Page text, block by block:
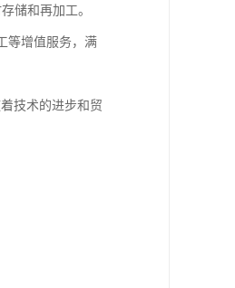
储和再加工。
等增值服务，满
技术的进步和贸